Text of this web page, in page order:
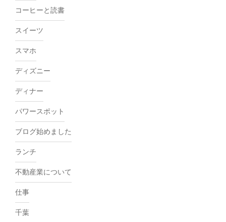
コーヒーと読書
スイーツ
スマホ
ディズニー
ディナー
パワースポット
ブログ始めました
ランチ
不動産業について
仕事
千葉